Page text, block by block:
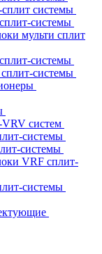
системы
системы
мульти сплит
системы
системы
систем
системы
системы
VRF сплит-
системы